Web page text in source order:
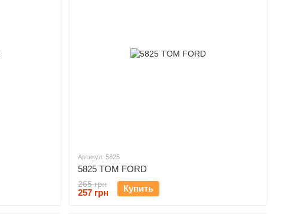
Артикул: 5825
5825 TOM FORD
265 грн
257 грн Купить